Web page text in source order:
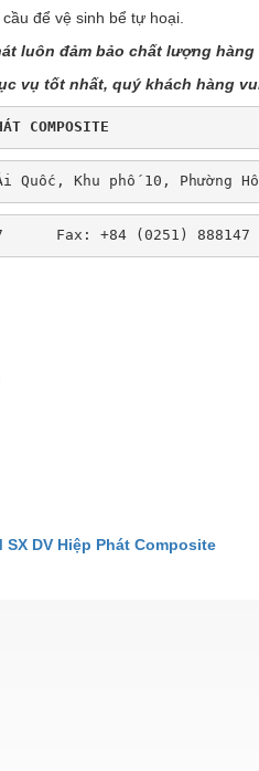
để vệ sinh bể tự hoại.
luôn đảm bảo chất lượng
vụ tốt nhất, quý khách hàng
COMPOSITE
Quốc, Khu phố 10, Phường
Fax: +84 (0251) 888147
SX DV Hiệp Phát Composite